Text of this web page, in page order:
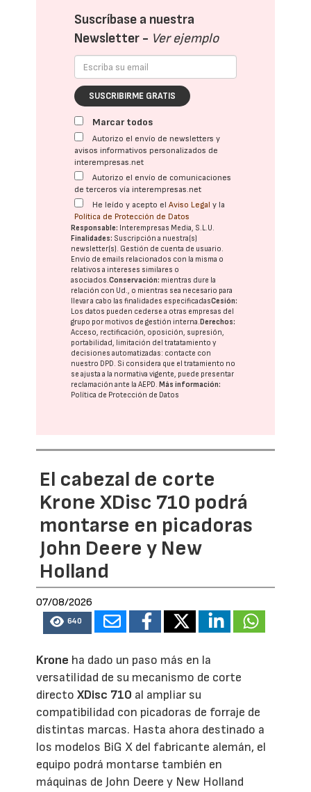
Suscríbase a nuestra
Newsletter - Ver ejemplo
SUSCRIBIRME GRATIS
Marcar todos
Autorizo el envío de newsletters y
avisos informativos personalizados de
interempresas.net
Autorizo el envío de comunicaciones
de terceros vía interempresas.net
He leído y acepto elAviso Legal y la
Política de Protección de Datos
Responsable: Interempresas Media, S.L.U.
Finalidades: Suscripción a nuestra(s)
newsletter(s). Gestión de cuenta de usuario.
Envío de emails relacionados con la misma o
relativos a intereses similares o
asociados.Conservación: mientras dure la
relación con Ud., o mientras sea necesario para
llevar a cabo las finalidades especificadasCesión:
Los datos pueden cederse a otras empresas del
grupo por motivos de gestión interna. Derechos:
Acceso, rectificación, oposición, supresión,
portabilidad, limitación del tratatamiento y
decisiones automatizadas: contacte con
nuestro DPD. Si considera que el tratamiento no
se ajusta a la normativa vigente, puede presentar
reclamación ante laAEPD. Más información:
Política de Protección de Datos
El cabezal de corte
Krone XDisc 710 podrá
montarse en picadoras
John Deere y New
Holland
07/08/2026
640
Krone ha dado un paso más en la
versatilidad de su mecanismo de corte
directoXDisc 710 al ampliar su
compatibilidad con picadoras de forraje de
distintas marcas. Hasta ahora destinado a
los modelos BiG X del fabricante alemán, el
equipo podrá montarse también en
máquinas de John Deere y New Holland